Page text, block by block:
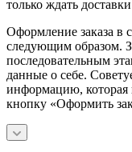
только ждать
Оформление заказа в
следующим образом.
последовательным
данные о себе.
информацию, которая
кнопку «Оформить